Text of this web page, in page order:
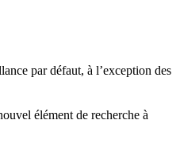
par défaut, à l’exception des
élément de recherche à